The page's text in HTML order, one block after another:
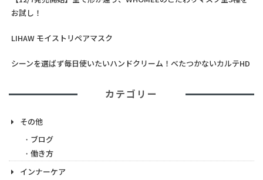
お試し！
LIHAW モイストリペアマスク
シーンを選ばず毎日使いたいハンドクリーム！べたつかないカルテHD
カテゴリー
その他
ブログ
働き方
インナーケア